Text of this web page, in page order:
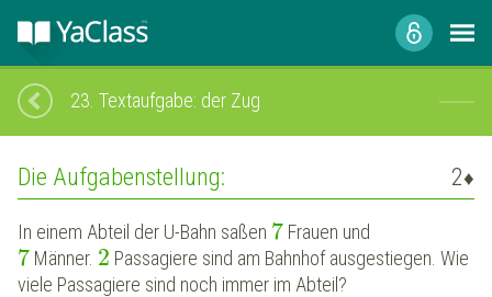
23. Textaufgabe: der Zug
Die Aufgabenstellung: 2♦
In einem Abteil der U-Bahn saßen 7 Frauen und
7 Männer. 2 Passagiere sind am Bahnhof ausgestiegen. Wie
viele Passagiere sind noch immer im Abteil?